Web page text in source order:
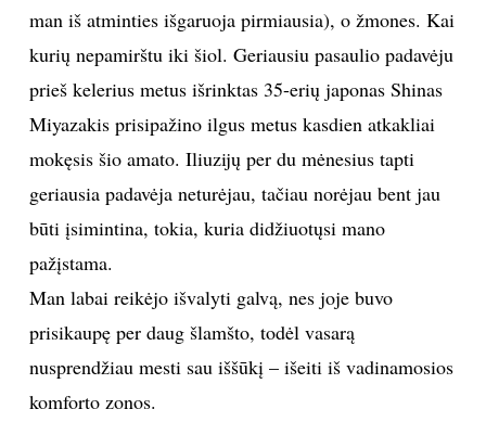
man iš atminties išgaruoja pirmiausia), o žmones. Kai
kurių nepamirštu iki šiol. Geriausiu pasaulio padavėju
prieš kelerius metus išrinktas 35-erių japonas Shinas
Miyazakis prisipažino ilgus metus kasdien atkakliai
mokęsis šio amato. Iliuzijų per du mėnesius tapti
geriausia padavėja neturėjau, tačiau norėjau bent jau
būti įsimintina, tokia, kuria didžiuotųsi mano
pažįstama.
Man labai reikėjo išvalyti galvą, nes joje buvo
prisikaupę per daug šlamšto, todėl vasarą
nusprendžiau mesti sau iššūkį – išeiti iš vadinamosios
komforto zonos.